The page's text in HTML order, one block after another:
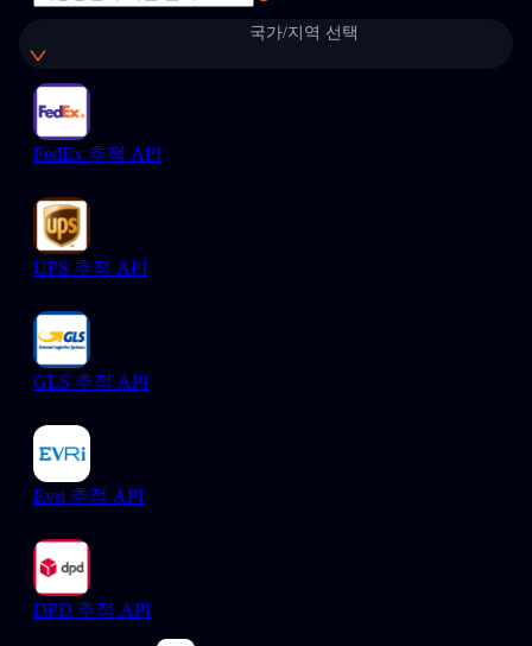
국가/지역 선택
FedEx 추적 API
UPS 추적 API
GLS 추적 API
Evri 추적 API
DPD 추적 API